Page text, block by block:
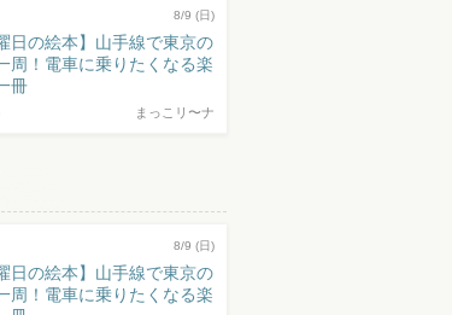
8/9 (日)
日の絵本】山手線で東京の
周！電車に乗りたくなる楽
冊
まっこリ〜ナ
8/9 (日)
日の絵本】山手線で東京の
周！電車に乗りたくなる楽